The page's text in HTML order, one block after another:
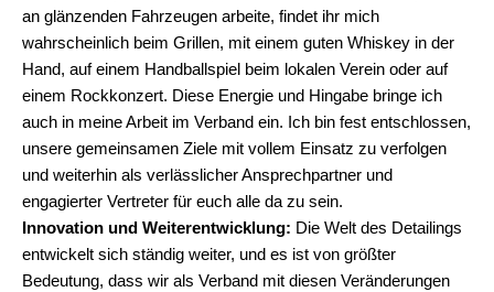
an glänzenden Fahrzeugen arbeite, findet ihr mich
wahrscheinlich beim Grillen, mit einem guten Whiskey in der
Hand, auf einem Handballspiel beim lokalen Verein oder auf
einem Rockkonzert. Diese Energie und Hingabe bringe ich
auch in meine Arbeit im Verband ein. Ich bin fest entschlossen,
unsere gemeinsamen Ziele mit vollem Einsatz zu verfolgen
und weiterhin als verlässlicher Ansprechpartner und
engagierter Vertreter für euch alle da zu sein.
Innovation und Weiterentwicklung: Die Welt des Detailings
entwickelt sich ständig weiter, und es ist von größter
Bedeutung, dass wir als Verband mit diesen Veränderungen